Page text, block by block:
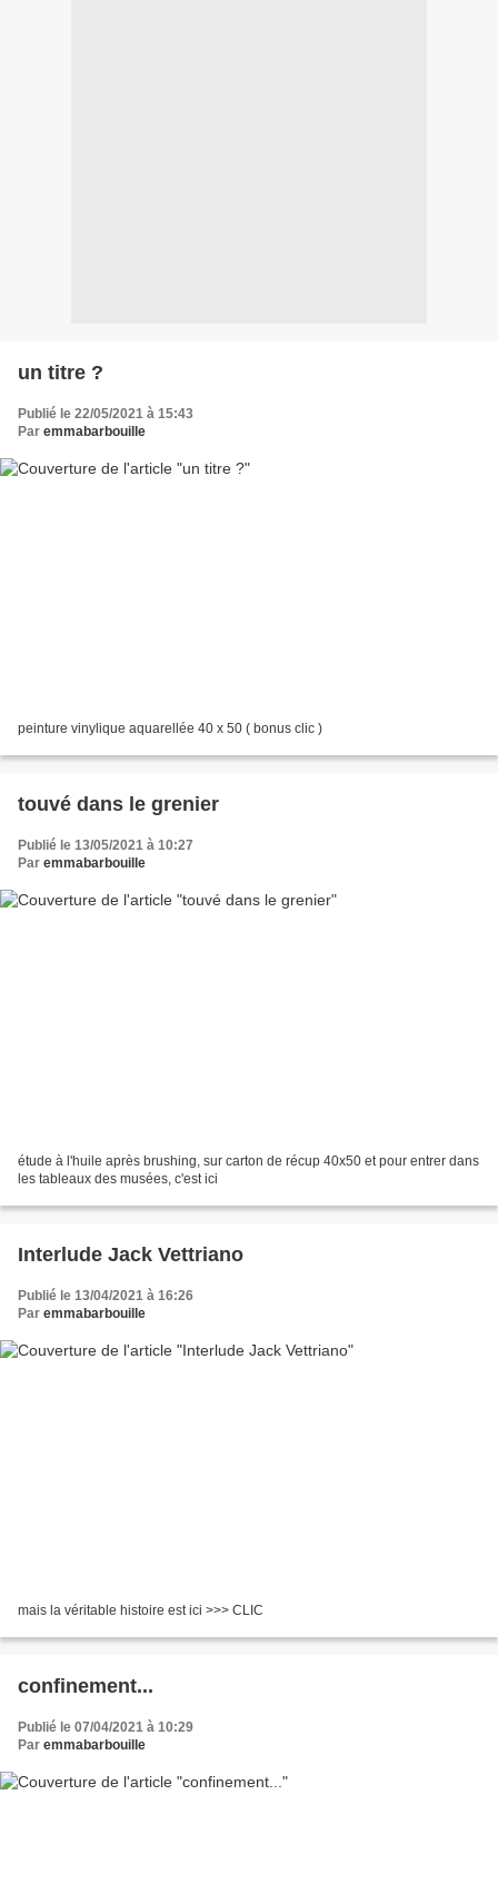
un titre ?
Publié le 22/05/2021 à 15:43
Par emmabarbouille
peinture vinylique aquarellée 40 x 50 ( bonus clic )
touvé dans le grenier
Publié le 13/05/2021 à 10:27
Par emmabarbouille
étude à l'huile après brushing, sur carton de récup 40x50 et pour entrer dans
les tableaux des musées, c'est ici
Interlude Jack Vettriano
Publié le 13/04/2021 à 16:26
Par emmabarbouille
mais la véritable histoire est ici >>> CLIC
confinement...
Publié le 07/04/2021 à 10:29
Par emmabarbouille